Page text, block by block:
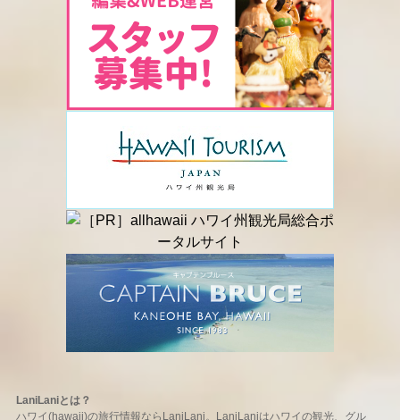
LaniLaniとは？
ハワイ(hawaii)の旅行情報ならLaniLani。LaniLaniはハワイの観光、グル